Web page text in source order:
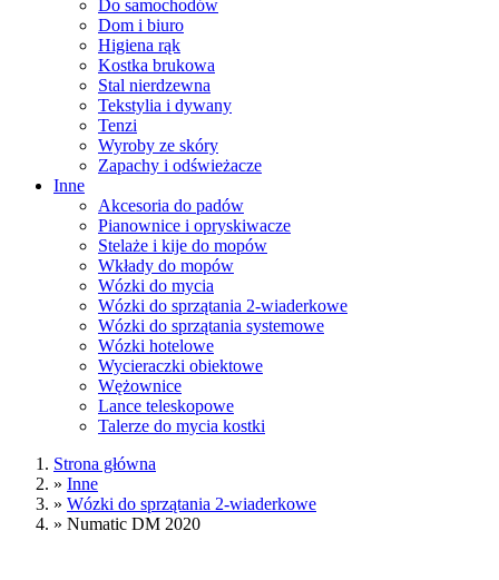
Do samochodów
Dom i biuro
Higiena rąk
Kostka brukowa
Stal nierdzewna
Tekstylia i dywany
Tenzi
Wyroby ze skóry
Zapachy i odświeżacze
Inne
Akcesoria do padów
Pianownice i opryskiwacze
Stelaże i kije do mopów
Wkłady do mopów
Wózki do mycia
Wózki do sprzątania 2-wiaderkowe
Wózki do sprzątania systemowe
Wózki hotelowe
Wycieraczki obiektowe
Wężownice
Lance teleskopowe
Talerze do mycia kostki
Strona główna
» Inne
» Wózki do sprzątania 2-wiaderkowe
» Numatic DM 2020